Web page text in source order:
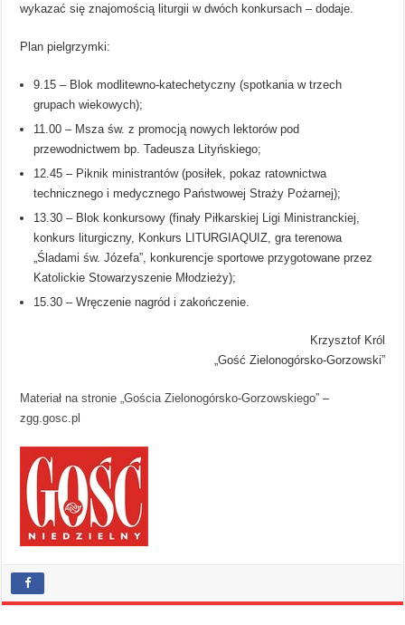
wykazać się znajomością liturgii w dwóch konkursach – dodaje.
Plan pielgrzymki:
9.15 – Blok modlitewno-katechetyczny (spotkania w trzech
grupach wiekowych);
11.00 – Msza św. z promocją nowych lektorów pod
przewodnictwem bp. Tadeusza Lityńskiego;
12.45 – Piknik ministrantów (posiłek, pokaz ratownictwa
technicznego i medycznego Państwowej Straży Pożarnej);
13.30 – Blok konkursowy (finały Piłkarskiej Ligi Ministranckiej,
konkurs liturgiczny, Konkurs LITURGIAQUIZ, gra terenowa
„Śladami św. Józefa”, konkurencje sportowe przygotowane przez
Katolickie Stowarzyszenie Młodzieży);
15.30 – Wręczenie nagród i zakończenie.
Krzysztof Król
„Gość Zielonogórsko-Gorzowski”
Materiał na stronie „Gościa Zielonogórsko-Gorzowskiego” –
zgg.gosc.pl